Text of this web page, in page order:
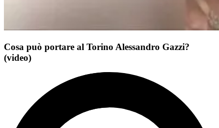
Cosa può portare al Torino Alessandro Gazzi?
(video)